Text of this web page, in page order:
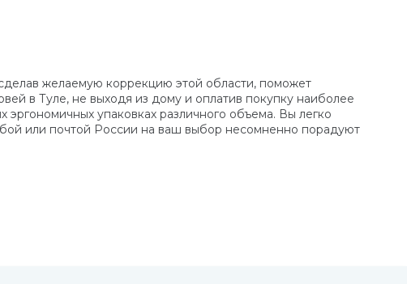
желаемую коррекцию этой области, поможет
в Туле, не выходя из дому и оплатив покупку наиболее
упаковках различного объема. Вы легко
или почтой России на ваш выбор несомненно порадуют